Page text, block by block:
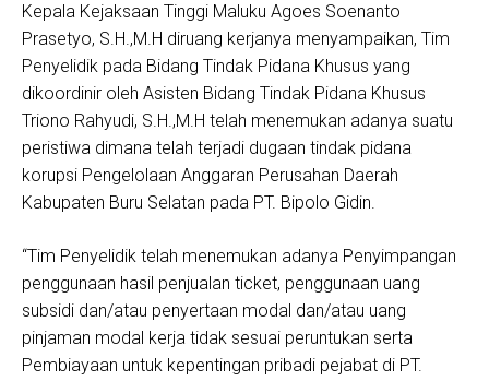
Kepala Kejaksaan Tinggi Maluku Agoes Soenanto
Prasetyo, S.H.,M.H diruang kerjanya menyampaikan, Tim
Penyelidik pada Bidang Tindak Pidana Khusus yang
dikoordinir oleh Asisten Bidang Tindak Pidana Khusus
Triono Rahyudi, S.H.,M.H telah menemukan adanya suatu
peristiwa dimana telah terjadi dugaan tindak pidana
korupsi Pengelolaan Anggaran Perusahan Daerah
Kabupaten Buru Selatan pada PT. Bipolo Gidin.
“Tim Penyelidik telah menemukan adanya Penyimpangan
penggunaan hasil penjualan ticket, penggunaan uang
subsidi dan/atau penyertaan modal dan/atau uang
pinjaman modal kerja tidak sesuai peruntukan serta
Pembiayaan untuk kepentingan pribadi pejabat di PT.